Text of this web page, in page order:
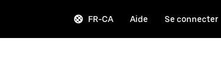
FR-CA Aide Se connecter